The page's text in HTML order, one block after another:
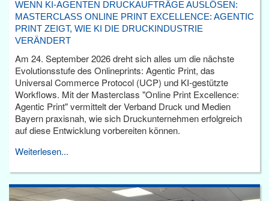
WENN KI-AGENTEN DRUCKAUFTRÄGE AUSLÖSEN:
MASTERCLASS ONLINE PRINT EXCELLENCE: AGENTIC
PRINT ZEIGT, WIE KI DIE DRUCKINDUSTRIE
VERÄNDERT
Am 24. September 2026 dreht sich alles um die nächste
Evolutionsstufe des Onlineprints: Agentic Print, das
Universal Commerce Protocol (UCP) und KI-gestützte
Workflows. Mit der Masterclass "Online Print Excellence:
Agentic Print" vermittelt der Verband Druck und Medien
Bayern praxisnah, wie sich Druckunternehmen erfolgreich
auf diese Entwicklung vorbereiten können.
Weiterlesen...